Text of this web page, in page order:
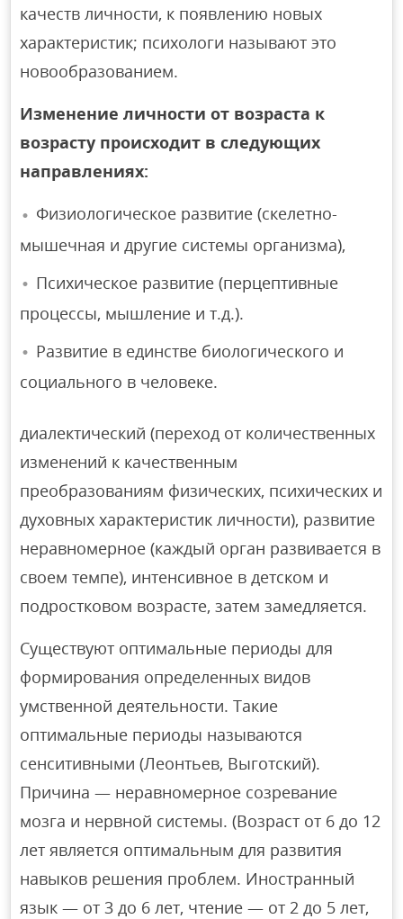
качеств личности, к появлению новых
характеристик; психологи называют это
новообразованием.
Изменение личности от возраста к
возрасту происходит в следующих
направлениях:
Физиологическое развитие (скелетно-
мышечная и другие системы организма),
Психическое развитие (перцептивные
процессы, мышление и т.д.).
Развитие в единстве биологического и
социального в человеке.
диалектический (переход от количественных
изменений к качественным
преобразованиям физических, психических и
духовных характеристик личности), развитие
неравномерное (каждый орган развивается в
своем темпе), интенсивное в детском и
подростковом возрасте, затем замедляется.
Существуют оптимальные периоды для
формирования определенных видов
умственной деятельности. Такие
оптимальные периоды называются
сенситивными (Леонтьев, Выготский).
Причина — неравномерное созревание
мозга и нервной системы. (Возраст от 6 до 12
лет является оптимальным для развития
навыков решения проблем. Иностранный
язык — от 3 до 6 лет, чтение — от 2 до 5 лет,